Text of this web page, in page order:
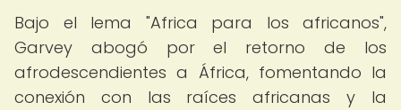
Bajo el lema "Africa para los africanos",
Garvey abogó por el retorno de los
afrodescendientes a África, fomentando la
conexión con las raíces africanas y la